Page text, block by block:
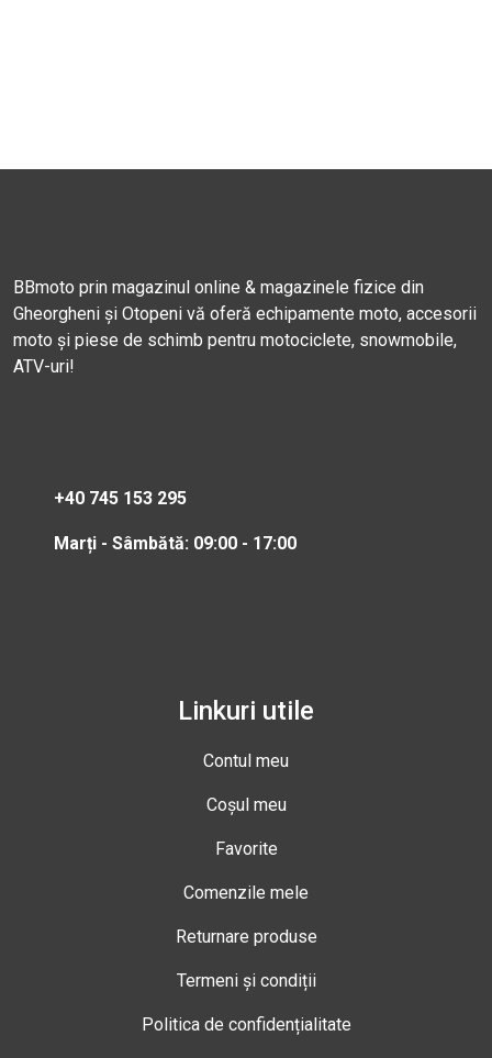
BBmoto prin magazinul online & magazinele fizice din
Gheorgheni și Otopeni vă oferă echipamente moto, accesorii
moto și piese de schimb pentru motociclete, snowmobile,
ATV-uri!
+40 745 153 295
Marți - Sâmbătă: 09:00 - 17:00
Linkuri utile
Contul meu
Coșul meu
Favorite
Comenzile mele
Returnare produse
Termeni și condiții
Politica de confidențialitate